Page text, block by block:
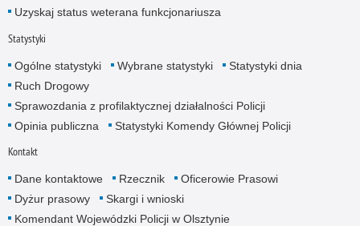
Uzyskaj status weterana funkcjonariusza
Statystyki
Ogólne statystyki Wybrane statystyki
Statystyki dnia
Ruch Drogowy
Sprawozdania z profilaktycznej działalności Policji
Opinia publiczna
Statystyki Komendy Głównej Policji
Kontakt
Dane kontaktowe Rzecznik
Oficerowie Prasowi
Dyżur prasowy
Skargi i wnioski
Komendant Wojewódzki Policji w Olsztynie